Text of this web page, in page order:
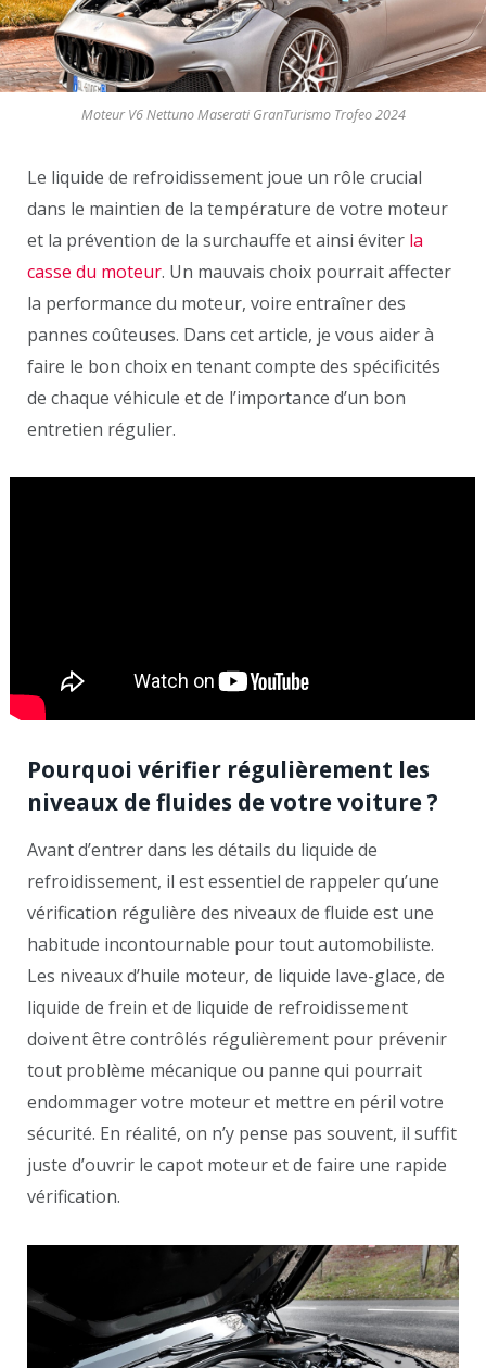
Moteur V6 Nettuno Maserati GranTurismo Trofeo 2024
Le liquide de refroidissement joue un rôle crucial
dans le maintien de la température de votre moteur
et la prévention de la surchauffe et ainsi éviter la
casse du moteur. Un mauvais choix pourrait affecter
la performance du moteur, voire entraîner des
pannes coûteuses. Dans cet article, je vous aider à
faire le bon choix en tenant compte des spécificités
de chaque véhicule et de l’importance d’un bon
entretien régulier.
Pourquoi vérifier régulièrement les
niveaux de fluides de votre voiture ?
Avant d’entrer dans les détails du liquide de
refroidissement, il est essentiel de rappeler qu’une
vérification régulière des niveaux de fluide est une
habitude incontournable pour tout automobiliste.
Les niveaux d’huile moteur, de liquide lave-glace, de
liquide de frein et de liquide de refroidissement
doivent être contrôlés régulièrement pour prévenir
tout problème mécanique ou panne qui pourrait
endommager votre moteur et mettre en péril votre
sécurité. En réalité, on n’y pense pas souvent, il suffit
juste d’ouvrir le capot moteur et de faire une rapide
vérification.